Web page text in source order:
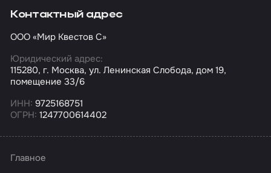
Контактный адрес
ООО «Мир Квестов С»
Юридический адрес:
115280, г. Москва, ул. Ленинская Слобода, дом 19,
помещение 33/6
ИНН: 9725168751
ОГРН: 1247700614402
Главное